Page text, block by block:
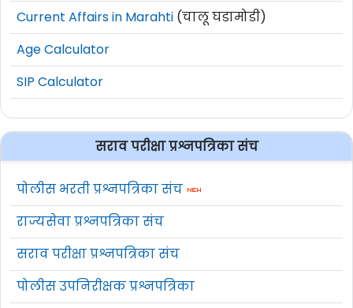
Current Affairs in Marahti (चालू घडामोडी)
Age Calculator
SIP Calculator
सराव परीक्षा प्रश्नपत्रिका संच
पोलीस भरती प्रश्नपत्रिका संच
राज्यसेवा प्रश्नपत्रिका संच
सराव परीक्षा प्रश्नपत्रिका संच
पोलीस उपनिरीक्षक प्रश्नपत्रिका